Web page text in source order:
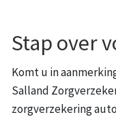
Stap over
Komt u in
Salland
zorgverzekering